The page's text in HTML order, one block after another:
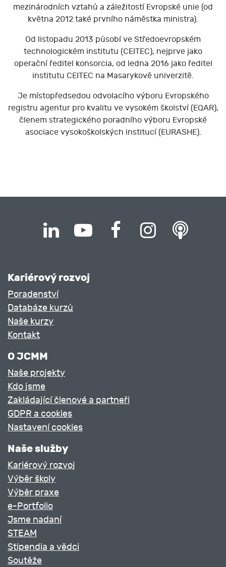
mezinárodních vztahů a záležitostí Evropské unie (od
května 2012 také prvního náměstka ministra).
Od listopadu 2013 působí ve Středoevropském
technologickém institutu (CEITEC), nejprve jako
operační ředitel konsorcia, od ledna 2016 jako ředitel
institutu CEITEC na Masarykově univerzitě.
Je místopředsedou odvolacího výboru Evropského
registru agentur pro kvalitu ve vysokém školství (EQAR),
členem strategického poradního výboru Evropské
asociace vysokoškolských institucí (EURASHE).
Kariérový rozvoj
Poradenství
Databáze kurzů
Naše kurzy
Kontakt
O JCMM
Naše projekty
Kdo jsme
Zakládající členové a partneři
GDPR a cookies
Nastavení cookies
Naše služby
Kariérový rozvoj
Výběr školy
Výběr praxe
e-Portfolio
Jsme nadaní
STEAM
Stipendia a vědci
Soutěže